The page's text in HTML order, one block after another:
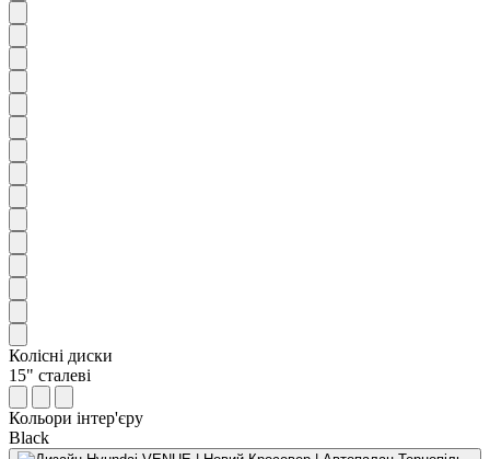
Колісні диски
15" сталеві
Кольори інтер'єру
Black